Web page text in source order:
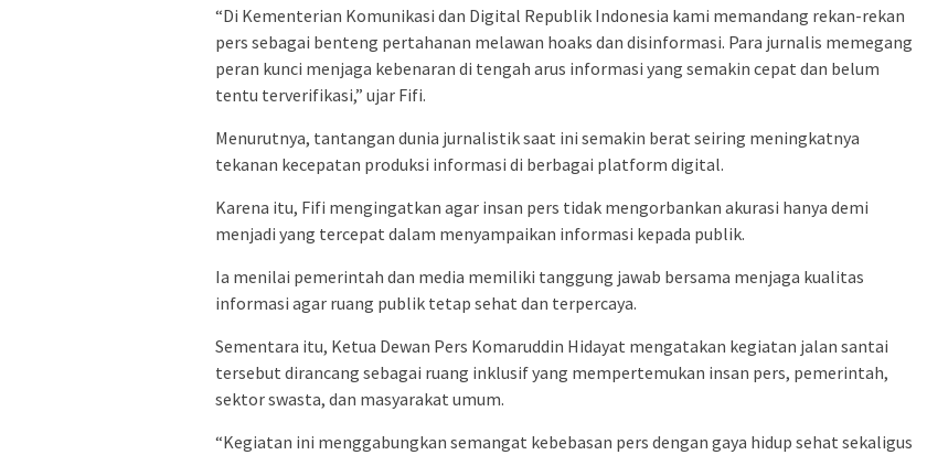
“Di Kementerian Komunikasi dan Digital Republik Indonesia kami memandang rekan-rekan
pers sebagai benteng pertahanan melawan hoaks dan disinformasi. Para jurnalis memegang
peran kunci menjaga kebenaran di tengah arus informasi yang semakin cepat dan belum
tentu terverifikasi,” ujar Fifi.
Menurutnya, tantangan dunia jurnalistik saat ini semakin berat seiring meningkatnya
tekanan kecepatan produksi informasi di berbagai platform digital.
Karena itu, Fifi mengingatkan agar insan pers tidak mengorbankan akurasi hanya demi
menjadi yang tercepat dalam menyampaikan informasi kepada publik.
Ia menilai pemerintah dan media memiliki tanggung jawab bersama menjaga kualitas
informasi agar ruang publik tetap sehat dan terpercaya.
Sementara itu, Ketua Dewan Pers Komaruddin Hidayat mengatakan kegiatan jalan santai
tersebut dirancang sebagai ruang inklusif yang mempertemukan insan pers, pemerintah,
sektor swasta, dan masyarakat umum.
“Kegiatan ini menggabungkan semangat kebebasan pers dengan gaya hidup sehat sekaligus